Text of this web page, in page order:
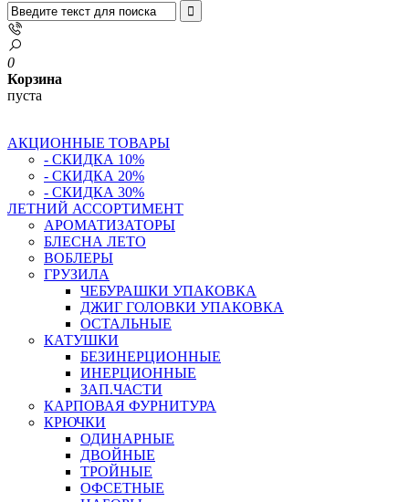
0
Корзина
пуста
АКЦИОННЫЕ ТОВАРЫ
- СКИДКА 10%
- СКИДКА 20%
- СКИДКА 30%
ЛЕТНИЙ АССОРТИМЕНТ
АРОМАТИЗАТОРЫ
БЛЕСНА ЛЕТО
ВОБЛЕРЫ
ГРУЗИЛА
ЧЕБУРАШКИ УПАКОВКА
ДЖИГ ГОЛОВКИ УПАКОВКА
ОСТАЛЬНЫЕ
КАТУШКИ
БЕЗИНЕРЦИОННЫЕ
ИНЕРЦИОННЫЕ
ЗАП.ЧАСТИ
КАРПОВАЯ ФУРНИТУРА
КРЮЧКИ
ОДИНАРНЫЕ
ДВОЙНЫЕ
ТРОЙНЫЕ
ОФСЕТНЫЕ